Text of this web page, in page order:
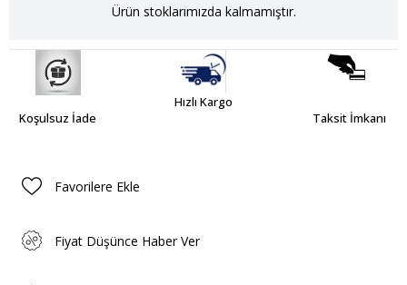
Ürün stoklarımızda kalmamıştır.
Koşulsuz İade
Hızlı Kargo
Taksit İmkanı
Favorilere Ekle
Fiyat Düşünce Haber Ver